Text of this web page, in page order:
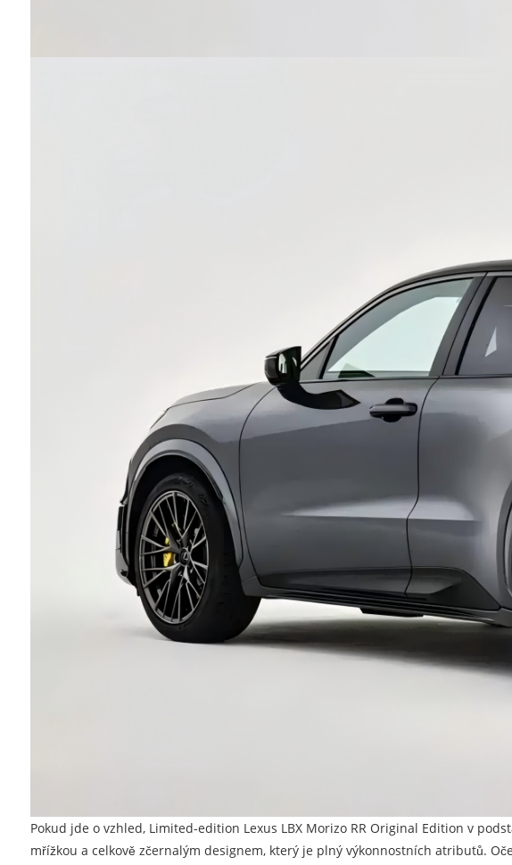
Pokud jde o vzhled, Limited-edition Lexus LBX Morizo ​​RR Original Edition v
mřížkou a celkově zčernalým designem, který je plný výkonnostních atributů.